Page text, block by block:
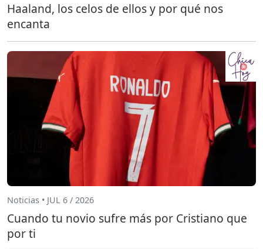
Haaland, los celos de ellos y por qué nos
encanta
Noticias • JUL 6 / 2026
Cuando tu novio sufre más por Cristiano que
por ti